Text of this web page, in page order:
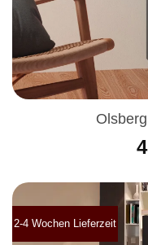
2-4 Wochen Lieferzeit